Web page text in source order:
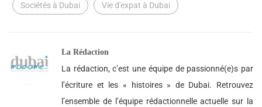
Sociétés à Dubai Vie d'expat à Dubai
La Rédaction
La rédaction, c’est une équipe de passionné(e)s par
l’écriture et les « histoires » de Dubai. Retrouvez
l’ensemble de l’équipe rédactionnelle actuelle sur la